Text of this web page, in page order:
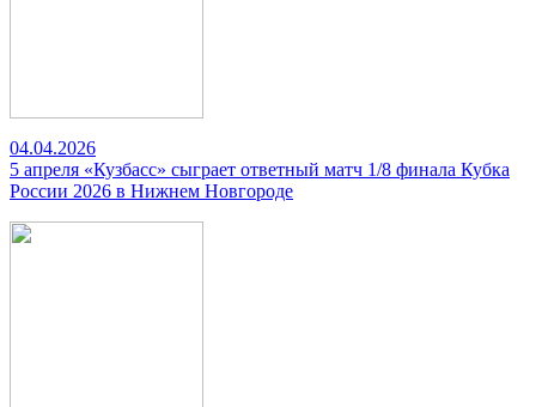
04.04.2026
5 апреля «Кузбасс» сыграет ответный матч 1/8 финала Кубка
России 2026 в Нижнем Новгороде